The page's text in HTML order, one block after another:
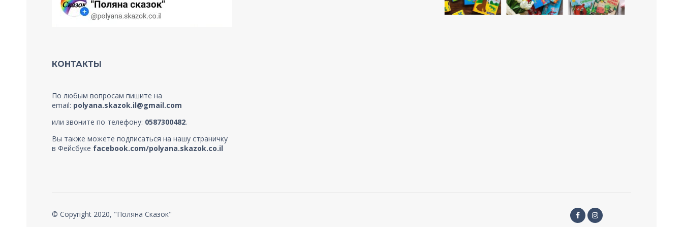
КОНТАКТЫ
По любым вопросам пишите на
email: polyana.skazok.il@gmail.com
или звоните по телефону: 0587300482.
Вы также можете подписаться на нашу страничку
в Фейсбуке facebook.com/polyana.skazok.co.il
© Copyright 2020, "Поляна Сказок"